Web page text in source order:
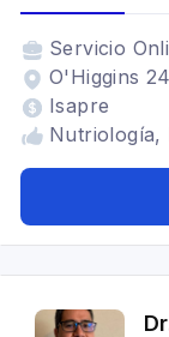
Servicio
O'Higgins
Isapre
Nutriología,